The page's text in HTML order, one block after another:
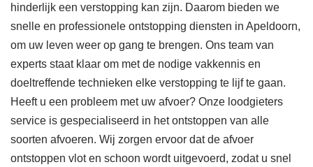
hinderlijk een verstopping kan zijn. Daarom bieden we
snelle en professionele ontstopping diensten in Apeldoorn,
om uw leven weer op gang te brengen. Ons team van
experts staat klaar om met de nodige vakkennis en
doeltreffende technieken elke verstopping te lijf te gaan.
Heeft u een probleem met uw afvoer? Onze loodgieters
service is gespecialiseerd in het ontstoppen van alle
soorten afvoeren. Wij zorgen ervoor dat de afvoer
ontstoppen vlot en schoon wordt uitgevoerd, zodat u snel